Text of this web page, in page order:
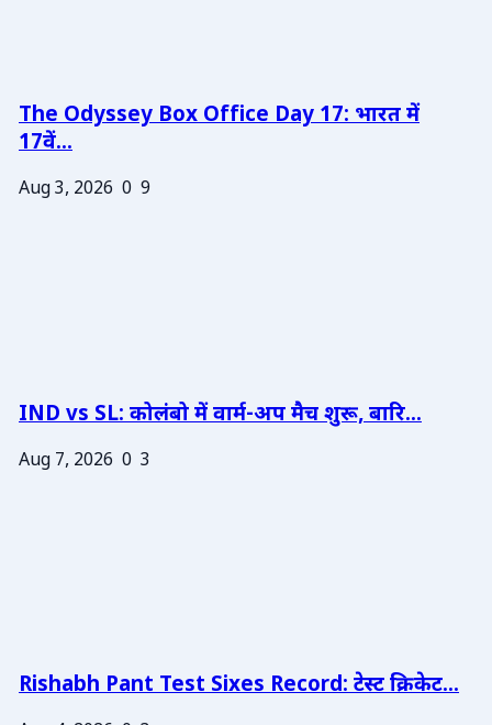
The Odyssey Box Office Day 17: भारत में
17वें...
Aug 3, 2026 0 9
IND vs SL: कोलंबो में वार्म-अप मैच शुरू, बारि...
Aug 7, 2026 0 3
Rishabh Pant Test Sixes Record: टेस्ट क्रिकेट...